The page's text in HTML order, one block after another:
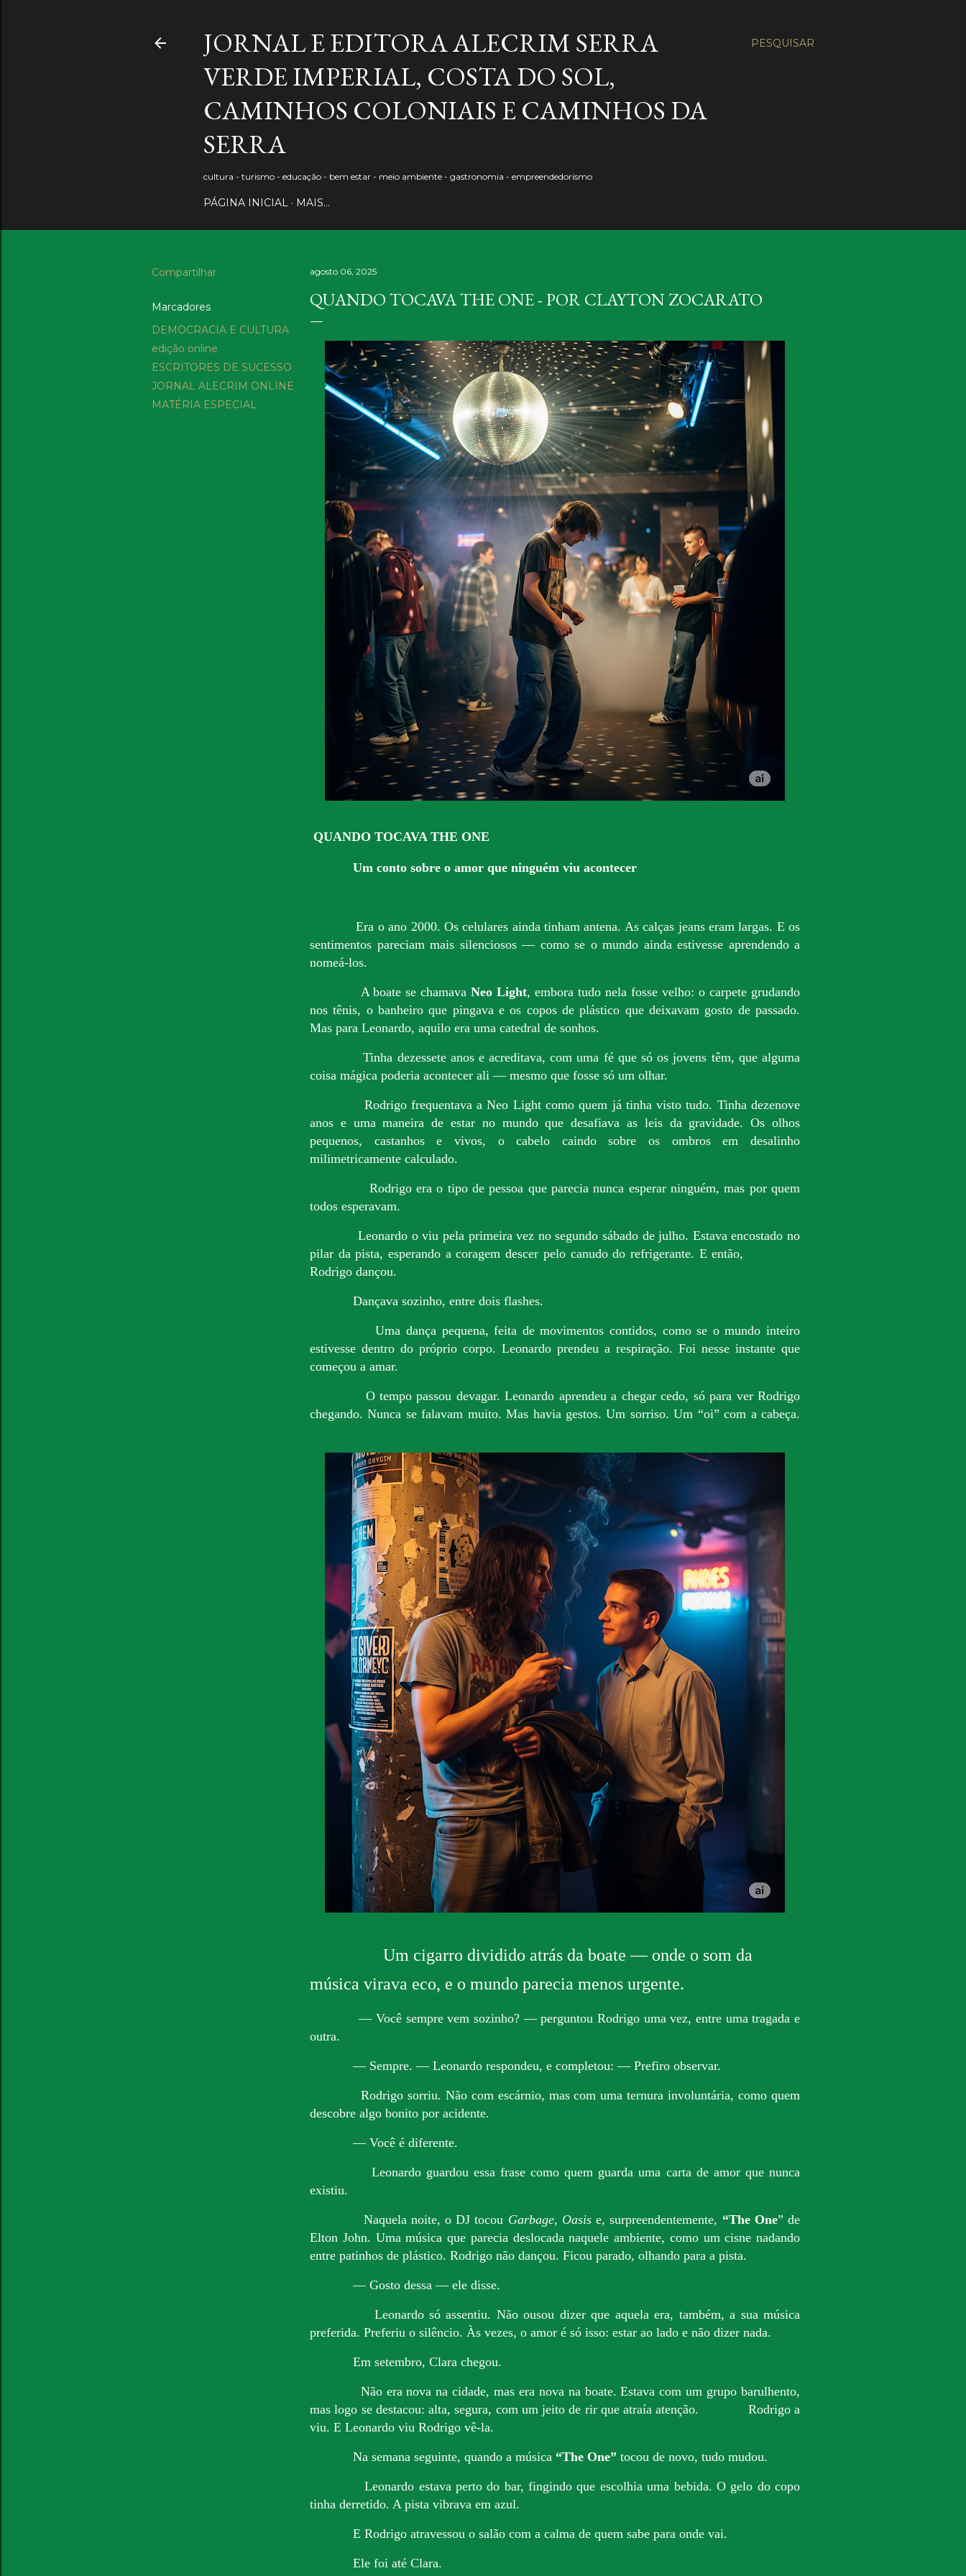
PESQUISAR
JORNAL E EDITORA ALECRIM SERRA
VERDE IMPERIAL, COSTA DO SOL,
CAMINHOS COLONIAIS E CAMINHOS DA
SERRA
cultura - turismo - educação - bem estar - meio ambiente - gastronomia - empreendedorismo
PÁGINA INICIAL MAIS…
Compartilhar
Marcadores
DEMOCRACIA E CULTURA
edição online
ESCRITORES DE SUCESSO
JORNAL ALECRIM ONLINE
MATÉRIA ESPECIAL
agosto 06, 2025
QUANDO TOCAVA THE ONE - POR CLAYTON ZOCARATO
QUANDO TOCAVA THE ONE
Um conto sobre o amor que ninguém viu acontecer
Era o ano 2000. Os celulares ainda tinham antena. As calças jeans eram largas. E os
sentimentos pareciam mais silenciosos — como se o mundo ainda estivesse aprendendo a
nomeá-los.
A boate se chamavaNeo Light, embora tudo nela fosse velho: o carpete grudando
nos tênis, o banheiro que pingava e os copos de plástico que deixavam gosto de passado.
Mas para Leonardo, aquilo era uma catedral de sonhos.
Tinha dezessete anos e acreditava, com uma fé que só os jovens têm, que alguma
coisa mágica poderia acontecer ali — mesmo que fosse só um olhar.
Rodrigo frequentava a Neo Light como quem já tinha visto tudo. Tinha dezenove
anos e uma maneira de estar no mundo que desafiava as leis da gravidade. Os olhos
pequenos, castanhos e vivos, o cabelo caindo sobre os ombros em desalinho
milimetricamente calculado.
Rodrigo era o tipo de pessoa que parecia nunca esperar ninguém, mas por quem
todos esperavam.
Leonardo o viu pela primeira vez no segundo sábado de julho. Estava encostado no
pilar da pista, esperando a coragem descer pelo canudo do refrigerante. E então,
Rodrigo dançou.
Dançava sozinho, entre dois flashes.
Uma dança pequena, feita de movimentos contidos, como se o mundo inteiro
estivesse dentro do próprio corpo. Leonardo prendeu a respiração. Foi nesse instante que
começou a amar.
O tempo passou devagar. Leonardo aprendeu a chegar cedo, só para ver Rodrigo
chegando. Nunca se falavam muito. Mas havia gestos. Um sorriso. Um “oi” com a cabeça.
Um cigarro dividido atrás da boate — onde o som da
música virava eco, e o mundo parecia menos urgente.
— Você sempre vem sozinho? — perguntou Rodrigo uma vez, entre uma tragada e
outra.
— Sempre. — Leonardo respondeu, e completou: — Prefiro observar.
Rodrigo sorriu. Não com escárnio, mas com uma ternura involuntária, como quem
descobre algo bonito por acidente.
— Você é diferente.
Leonardo guardou essa frase como quem guarda uma carta de amor que nunca
existiu.
Naquela noite, o DJ tocou Garbage, Oasise, surpreendentemente, “The One” de
Elton John. Uma música que parecia deslocada naquele ambiente, como um cisne nadando
entre patinhos de plástico. Rodrigo não dançou. Ficou parado, olhando para a pista.
— Gosto dessa — ele disse.
Leonardo só assentiu. Não ousou dizer que aquela era, também, a sua música
preferida. Preferiu o silêncio. Às vezes, o amor é só isso: estar ao lado e não dizer nada.
Em setembro, Clara chegou.
Não era nova na cidade, mas era nova na boate. Estava com um grupo barulhento,
mas logo se destacou: alta, segura, com um jeito de rir que atraía atenção.
Rodrigo a
viu. E Leonardo viu Rodrigo vê-la.
Na semana seguinte, quando a música “The One” tocou de novo, tudo mudou.
Leonardo estava perto do bar, fingindo que escolhia uma bebida. O gelo do copo
tinha derretido. A pista vibrava em azul.
E Rodrigo atravessou o salão com a calma de quem sabe para onde vai.
Ele foi até Clara.